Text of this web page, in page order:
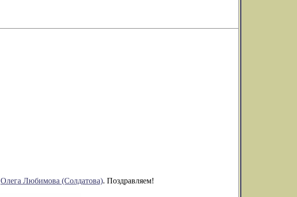
Олега Любимова (Солдатова). Поздравляем!